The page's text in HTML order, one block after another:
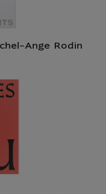
Ange Rodin